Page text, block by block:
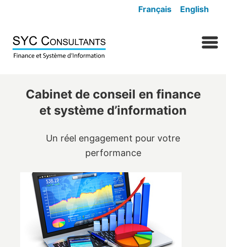
Français English
MENU
Cabinet de conseil en finance
et système d’information
Un réel engagement pour votre
performance